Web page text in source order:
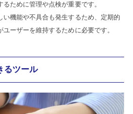
ために管理や点検が重要です。
い機能や不具合も発生するため、定期的
ーザーを維持するために必要です。
るツール